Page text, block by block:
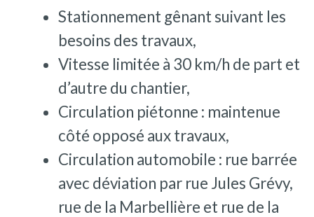
Stationnement gênant suivant les
besoins des travaux,
Vitesse limitée à 30 km/h de part et
d’autre du chantier,
Circulation piétonne : maintenue
côté opposé aux travaux,
Circulation automobile : rue barrée
avec déviation par rue Jules Grévy,
rue de la Marbellière et rue de la